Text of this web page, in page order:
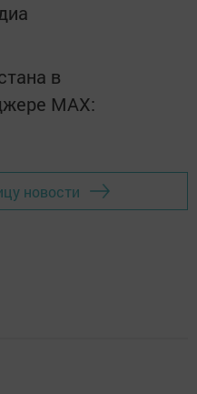
в
MАХ:
новости